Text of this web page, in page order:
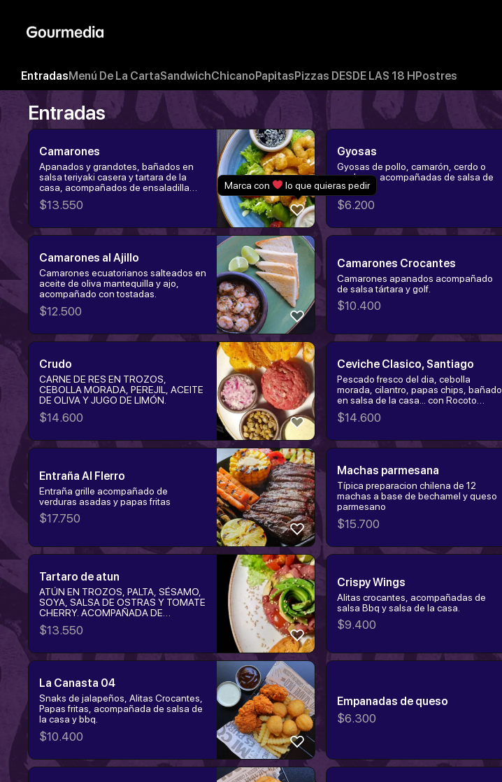
content
Entradas Menú De La CartaSandwichChicano Papitas Pizzas DESDE LAS 18 H Postres
Entradas
Camarones
Apanados y grandotes, bañados en
salsa teriyaki casera y tartara de la
casa, acompañados de ensaladilla
verde queso cabra y tomates cherry
$13.550
Gyosas
Gyosas de pollo, camarón, cerdo o
verduras, acompañadas de salsa de
soya.
$6.200
Camarones al Ajillo
Camarones ecuatorianos salteados en
aceite de oliva mantequilla y ajo,
acompañado con tostadas.
$12.500
Camarones Crocantes
Camarones apanados acompañado
de salsa tártara y golf.
$10.400
Crudo
CARNE DE RES EN TROZOS,
CEBOLLA MORADA, PEREJIL, ACEITE
DE OLIVA Y JUGO DE LIMÓN.
$14.600
Ceviche Clasico, Santiago
Pescado fresco del dia, cebolla
morada, cilantro, papas chips, bañado
en salsa de la casa... con Rocoto
decorativo ( cuidado)
$14.600
Entraña Al FIerro
Entraña grille acompañado de
verduras asadas y papas fritas
$17.750
Machas parmesana
Típica preparacion chilena de 12
machas a base de bechamel y queso
parmesano
$15.700
Tartaro de atun
ATÚN EN TROZOS, PALTA, SÉSAMO,
SOYA, SALSA DE OSTRAS Y TOMATE
CHERRY. ACOMPAÑADA DE
TOSTADAS.
$13.550
Crispy Wings
Alitas crocantes, acompañadas de
salsa Bbq y salsa de la casa.
$9.400
La Canasta 04
Snaks de jalapeños, Alitas Crocantes,
Papas fritas, acompañada de salsa de
la casa y bbq.
$10.400
Empanadas de queso
$6.300
Marca con lo que quieras pedir